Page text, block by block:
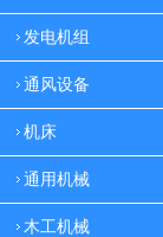
发电机组
通风设备
机床
通用机械
木工机械